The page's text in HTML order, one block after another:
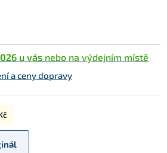
u vás nebo na výdejním místě
a ceny dopravy